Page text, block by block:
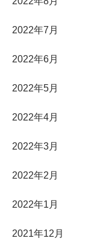
2022年7月
2022年6月
2022年5月
2022年4月
2022年3月
2022年2月
2022年1月
2021年12月